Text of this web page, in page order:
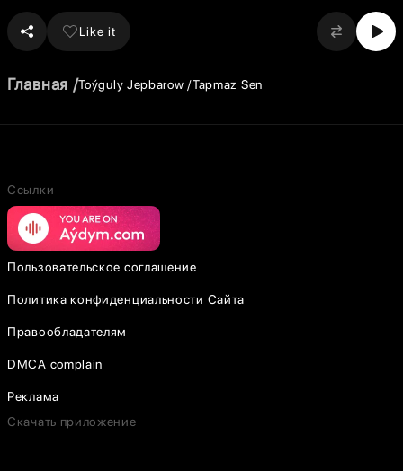
Like it
Главная Toýguly Jepbarow Tapmaz Sen
Ссылки
Пользовательское соглашение
Политика конфиденциальности Сайта
Правообладателям
DMCA complain
Реклама
Скачать приложение